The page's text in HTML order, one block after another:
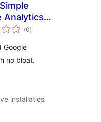
Analytics
(0totaal
waarderingen
)
Google
no bloat.
installaties